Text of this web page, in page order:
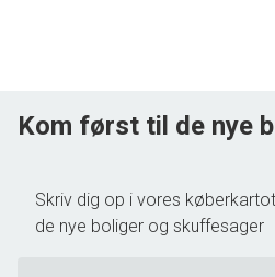
Kom først til de nye
Skriv dig op i vores
de nye boliger og skuffesager